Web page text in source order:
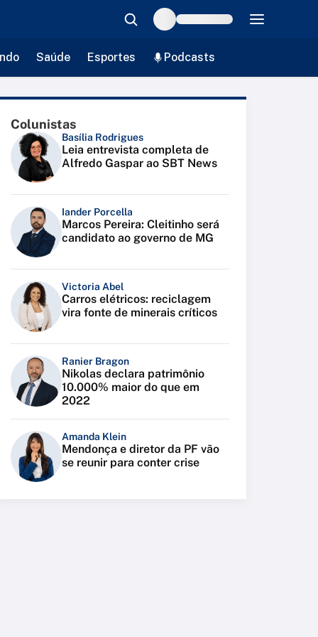
Saúde Esportes Podcasts
Colunistas
Basília Rodrigues
Leia entrevista completa de
Alfredo Gaspar ao SBT News
Iander Porcella
Marcos Pereira: Cleitinho será
candidato ao governo de MG
Victoria Abel
Carros elétricos: reciclagem
vira fonte de minerais críticos
Ranier Bragon
Nikolas declara patrimônio
10.000% maior do que em
2022
Amanda Klein
Mendonça e diretor da PF vão
se reunir para conter crise